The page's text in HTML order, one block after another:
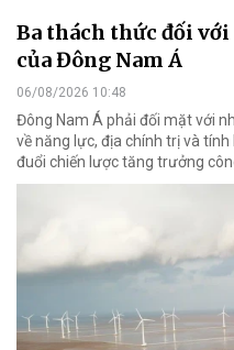
Ba thách thức đối
của Đông Nam Á
06/08/2026 10:48
Đông Nam Á phải đối mặt với
về năng lực, địa chính trị và
đuổi chiến lược tăng trưởng